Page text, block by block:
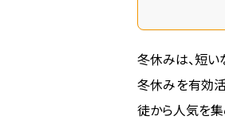
冬休みは、短い
冬休みを有効
徒から人気を集